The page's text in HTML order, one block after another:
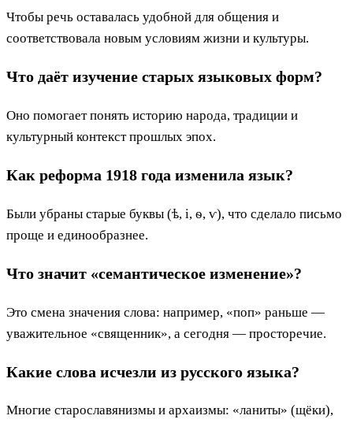
Чтобы речь оставалась удобной для общения и
соответствовала новым условиям жизни и культуры.
Что даёт изучение старых языковых форм?
Оно помогает понять историю народа, традиции и
культурный контекст прошлых эпох.
Как реформа 1918 года изменила язык?
Были убраны старые буквы (ѣ, і, ѳ, ѵ), что сделало письмо
проще и единообразнее.
Что значит «семантическое изменение»?
Это смена значения слова: например, «поп» раньше —
уважительное «священник», а сегодня — просторечие.
Какие слова исчезли из русского языка?
Многие старославянизмы и архаизмы: «ланиты» (щёки),